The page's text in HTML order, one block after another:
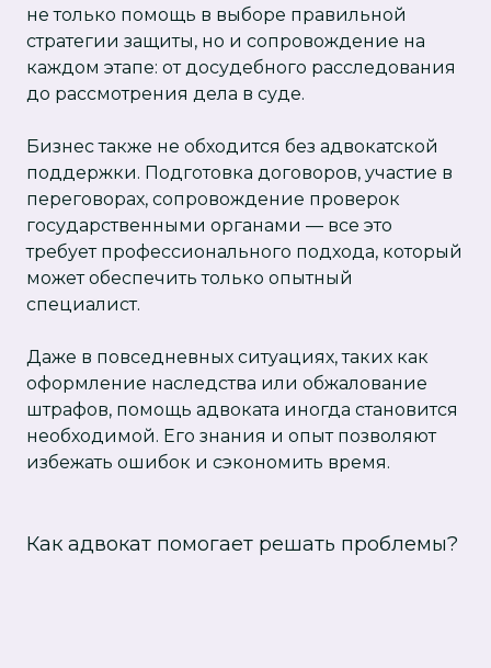
не только помощь в выборе правильной
стратегии защиты, но и сопровождение на
каждом этапе: от досудебного расследования
до рассмотрения дела в суде.
Бизнес также не обходится без адвокатской
поддержки. Подготовка договоров, участие в
переговорах, сопровождение проверок
государственными органами — все это
требует профессионального подхода, который
может обеспечить только опытный
специалист.
Даже в повседневных ситуациях, таких как
оформление наследства или обжалование
штрафов, помощь адвоката иногда становится
необходимой. Его знания и опыт позволяют
избежать ошибок и сэкономить время.
Как адвокат помогает решать проблемы?